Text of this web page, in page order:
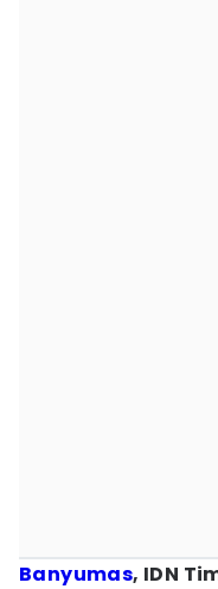
Banyumas, IDN